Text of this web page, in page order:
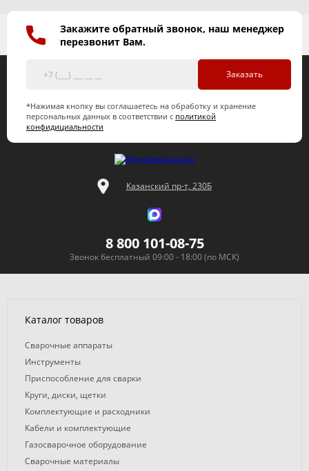
Закажите обратный звонок, наш менеджер
перезвонит Вам.
Заказать
*Нажимая кнопку вы соглашаетесь на обработку и хранение
персональных данных в соответствии с политикой
конфидициальности
Казанский пр-т, 230Б
8 800 101-08-75
Звонок бесплатный 09:00 - 18:00 (по МСК)
Каталог товаров
Сварочные аппараты
Инструменты
Приспособление для сварки
Круги, диски, щетки
Комплектующие и расходники
Кабели и комплектующие
Газосварочное оборудование
Сварочные материалы